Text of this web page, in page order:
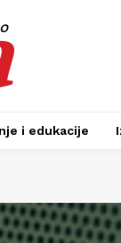
i edukacije